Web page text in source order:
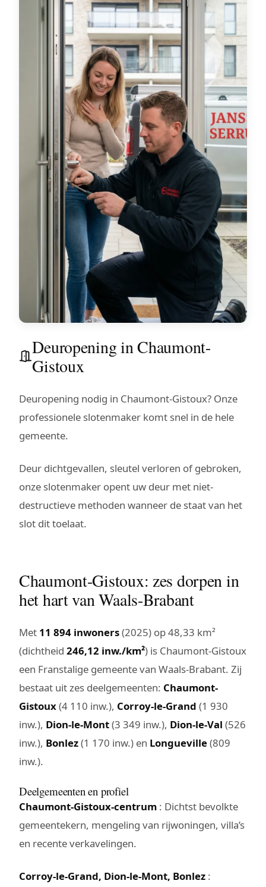
Deuropening in Chaumont-
Gistoux
Deuropening nodig in Chaumont-Gistoux? Onze
professionele slotenmaker komt snel in de hele
gemeente.
Deur dichtgevallen, sleutel verloren of gebroken,
onze slotenmaker opent uw deur met niet-
destructieve methoden wanneer de staat van het
slot dit toelaat.
Chaumont-Gistoux: zes dorpen in
het hart van Waals-Brabant
Met 11 894 inwoners(2025) op 48,33 km²
(dichtheid 246,12 inw./km²) is Chaumont-Gistoux
een Franstalige gemeente van Waals-Brabant. Zij
bestaat uit zes deelgemeenten: Chaumont-
Gistoux(4 110 inw.), Corroy-le-Grand (1 930
inw.), Dion-le-Mont(3 349 inw.), Dion-le-Val (526
inw.), Bonlez(1 170 inw.) en Longueville(809
inw.).
Deelgemeenten en profiel
Chaumont-Gistoux-centrum : Dichtst bevolkte
gemeentekern, mengeling van rijwoningen, villa’s
en recente verkavelingen.
Corroy-le-Grand, Dion-le-Mont, Bonlez :